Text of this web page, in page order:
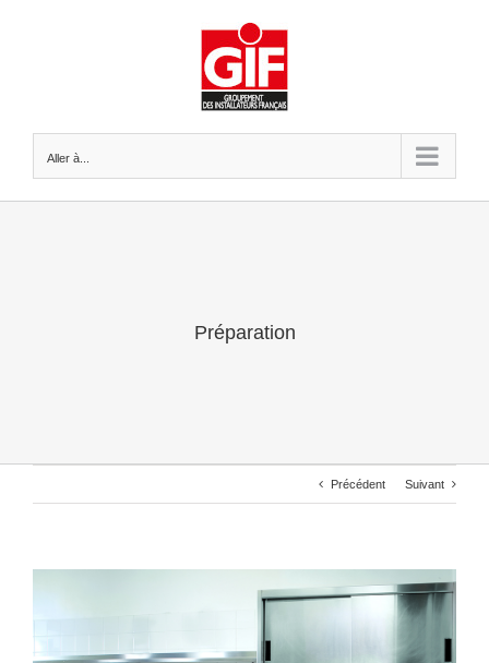
Aller à...
Préparation
Précédent Suivant